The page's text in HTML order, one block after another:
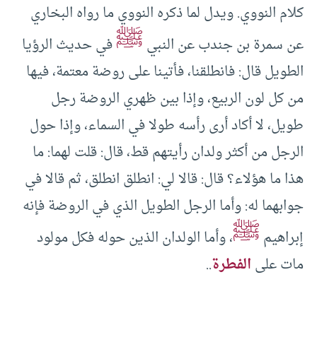
كلام النووي. ويدل لما ذكره النووي ما رواه البخاري
عن سمرة بن جندب عن النبيﷺفي حديث الرؤيا
الطويل قال: فانطلقنا، فأتينا على روضة معتمة، فيها
من كل لون الربيع، وإذا بين ظهري الروضة رجل
طويل، لا أكاد أرى رأسه طولا في السماء، وإذا حول
الرجل من أكثر ولدان رأيتهم قط، قال: قلت لهما: ما
هذا ما هؤلاء؟ قال: قالا لي: انطلق انطلق، ثم قالا في
جوابهما له: وأما الرجل الطويل الذي في الروضة فإنه
إبراهيمﷺ، وأما الولدان الذين حوله فكل مولود
مات علىالفطرة..